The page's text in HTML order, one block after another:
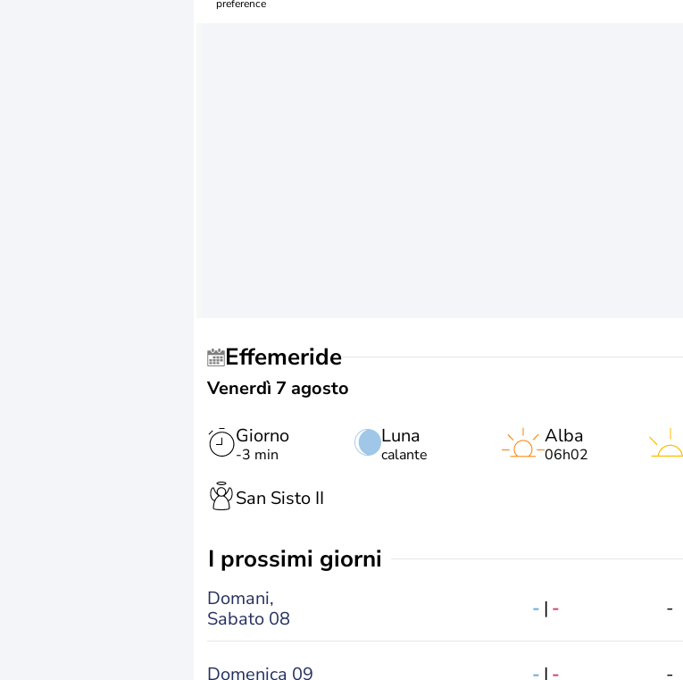
Effemeride
Venerdì 7 agosto
Giorno
-3 min
Luna
calante
Alba
06h02
San Sisto II
i prossimi giorni
Domani,
Sabato 08
- | - -
Domenica 09 - | - -